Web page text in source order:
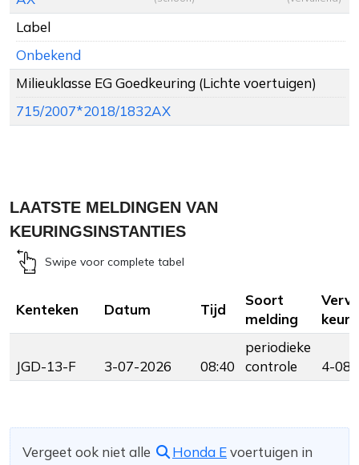
Label
Onbekend
Milieuklasse EG Goedkeuring (Lichte voertuigen)
715/2007*2018/1832AX
LAATSTE MELDINGEN VAN
KEURINGSINSTANTIES
Swipe voor complete tabel
Kenteken Datum Tijd
Soort
melding
JGD-13-F 3-07-2026 08:40
periodieke
controle
4-
Vergeet ook niet alle Honda Evoertuigen in